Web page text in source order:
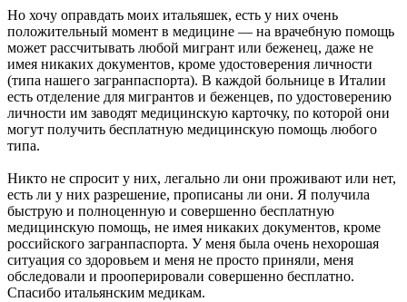
Но хочу оправдать моих итальяшек, есть у них очень
положительный момент в медицине — на врачебную помощь
может рассчитывать любой мигрант или беженец, даже не
имея никаких документов, кроме удостоверения личности
(типа нашего загранпаспорта). В каждой больнице в Италии
есть отделение для мигрантов и беженцев, по удостоверению
личности им заводят медицинскую карточку, по которой они
могут получить бесплатную медицинскую помощь любого
типа.
Никто не спросит у них, легально ли они проживают или нет,
есть ли у них разрешение, прописаны ли они. Я получила
быструю и полноценную и совершенно бесплатную
медицинскую помощь, не имея никаких документов, кроме
российского загранпаспорта. У меня была очень нехорошая
ситуация со здоровьем и меня не просто приняли, меня
обследовали и прооперировали совершенно бесплатно.
Спасибо итальянским медикам.